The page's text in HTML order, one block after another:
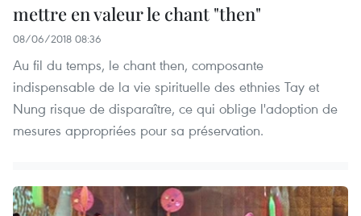
mettre en valeur le chant "then"
08/06/2018 08:36
Au fil du temps, le chant then, composante
indispensable de la vie spirituelle des ethnies Tay et
Nung risque de disparaître, ce qui oblige l'adoption de
mesures appropriées pour sa préservation.